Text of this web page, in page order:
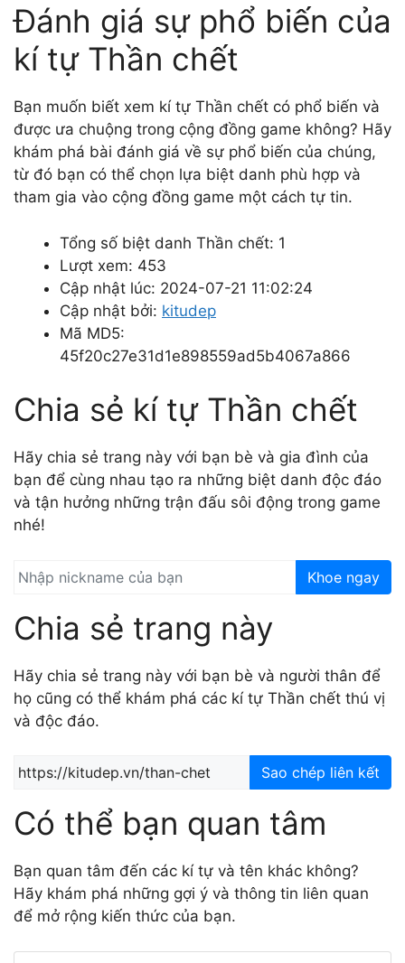
Đánh giá sự phổ biến của
kí tự Thần chết
Bạn muốn biết xem kí tự Thần chết có phổ biến và
được ưa chuộng trong cộng đồng game không? Hãy
khám phá bài đánh giá về sự phổ biến của chúng,
từ đó bạn có thể chọn lựa biệt danh phù hợp và
tham gia vào cộng đồng game một cách tự tin.
Tổng số biệt danh Thần chết: 1
Lượt xem: 453
Cập nhật lúc: 2024-07-21 11:02:24
Cập nhật bởi: kitudep
Mã MD5:
45f20c27e31d1e898559ad5b4067a866
Chia sẻ kí tự Thần chết
Hãy chia sẻ trang này với bạn bè và gia đình của
bạn để cùng nhau tạo ra những biệt danh độc đáo
và tận hưởng những trận đấu sôi động trong game
nhé!
Khoe ngay
Chia sẻ trang này
Hãy chia sẻ trang này với bạn bè và người thân để
họ cũng có thể khám phá các kí tự Thần chết thú vị
và độc đáo.
Sao chép liên kết
Có thể bạn quan tâm
Bạn quan tâm đến các kí tự và tên khác không?
Hãy khám phá những gợi ý và thông tin liên quan
để mở rộng kiến thức của bạn.